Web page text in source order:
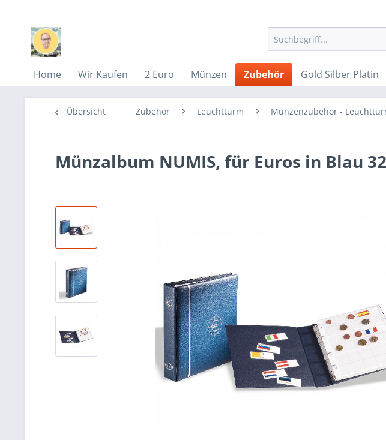
Home Wir Kaufen 2 Euro Münzen Zubehör Gold Silber Platin
Übersicht Zubehör Leuchtturm Münzenzubehör -
Münzalbum NUMIS, für Euros in Blau